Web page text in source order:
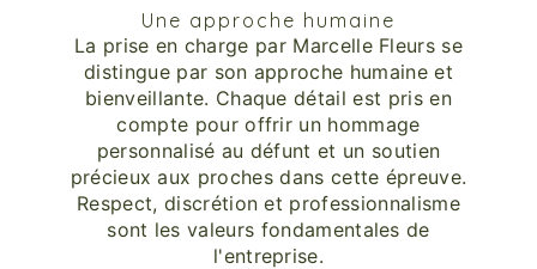
Une approche humaine
La prise en charge par Marcelle Fleurs se
distingue par son approche humaine et
bienveillante. Chaque détail est pris en
compte pour offrir un hommage
personnalisé au défunt et un soutien
précieux aux proches dans cette épreuve.
Respect, discrétion et professionnalisme
sont les valeurs fondamentales de
l'entreprise.